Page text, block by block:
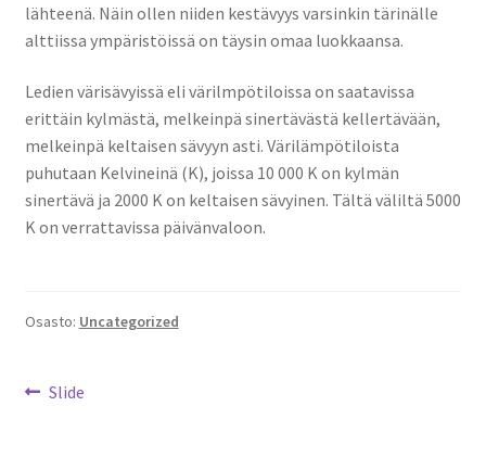
lähteenä. Näin ollen niiden kestävyys varsinkin tärinälle
alttiissa ympäristöissä on täysin omaa luokkaansa.
Ledien värisävyissä eli värilmpötiloissa on saatavissa
erittäin kylmästä, melkeinpä sinertävästä kellertävään,
melkeinpä keltaisen sävyyn asti. Värilämpötiloista
puhutaan Kelvineinä (K), joissa 10 000 K on kylmän
sinertävä ja 2000 K on keltaisen sävyinen. Tältä väliltä 5000
K on verrattavissa päivänvaloon.
Osasto: Uncategorized
Artikkelien
Edellinen
Slide